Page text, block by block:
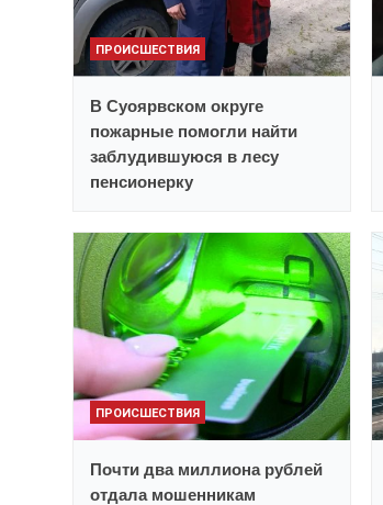
ПРОИСШЕСТВИЯ
В Суоярвском округе
пожарные помогли найти
заблудившуюся в лесу
пенсионерку
ПРОИСШЕСТВИЯ
Почти два миллиона рублей
отдала мошенникам